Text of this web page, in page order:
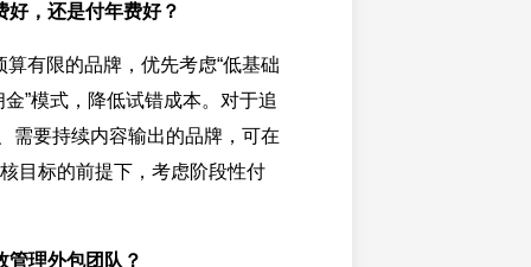
好，还是付年费好？
有限的品牌，优先考虑“低基础
”模式，降低试错成本。对于追
需要持续内容输出的品牌，可在
目标的前提下，考虑阶段性付
管理外包团队？